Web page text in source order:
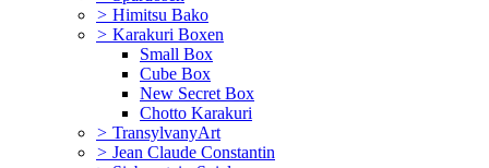
> Himitsu Bako
> Karakuri Boxen
Small Box
Cube Box
New Secret Box
Chotto Karakuri
> TransylvanyArt
> Jean Claude Constantin